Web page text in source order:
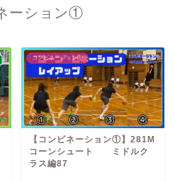
ーション①
コンビネーション①
【コンビネーション①】281M
コーンシュート ミドルク
ラス編87